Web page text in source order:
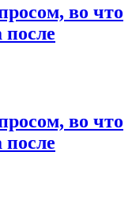
во что
после
во что
после